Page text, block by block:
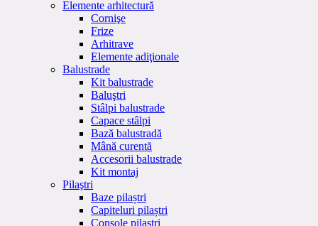
Elemente arhitectură
Cornişe
Frize
Arhitrave
Elemente adiţionale
Balustrade
Kit balustrade
Baluştri
Stâlpi balustrade
Capace stâlpi
Bază balustradă
Mână curentă
Accesorii balustrade
Kit montaj
Pilaştri
Baze pilaștri
Capiteluri pilaștri
Console pilastri